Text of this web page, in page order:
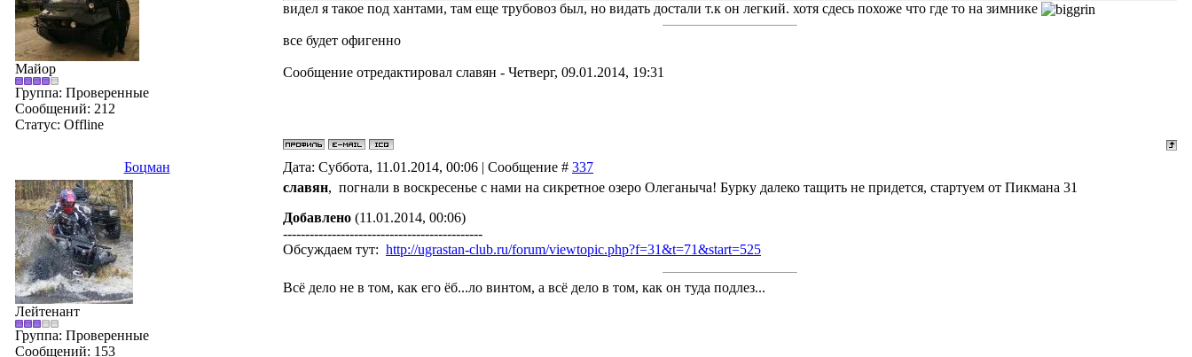
Майор
Группа: Проверенные
Сообщений: 212
Статус: Offline
видел я такое под хантами, там еще трубовоз был, но видать достали т.к он легкий. хотя сдесь похоже что где то на зимнике
все будет офигенно
Сообщение отредактировал славян - Четверг, 09.01.2014, 19:31
Боцман Дата: Суббота, 11.01.2014, 00:06 | Сообщение # 337
Лейтенант
Группа: Проверенные
Сообщений: 153
славян, погнали в воскресенье с нами на сикретное озеро Олеганыча! Бурку далеко тащить не придется, стартуем от Пикмана 31
Добавлено (11.01.2014, 00:06)
---------------------------------------------
Обсуждаем тут: http://ugrastan-club.ru/forum/viewtopic.php?f=31&t=71&start=525
Всё дело не в том, как его ёб...ло винтом, а всё дело в том, как он туда подлез...